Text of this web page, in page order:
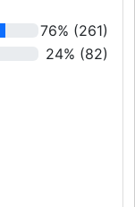
76% (261)
24% (82)